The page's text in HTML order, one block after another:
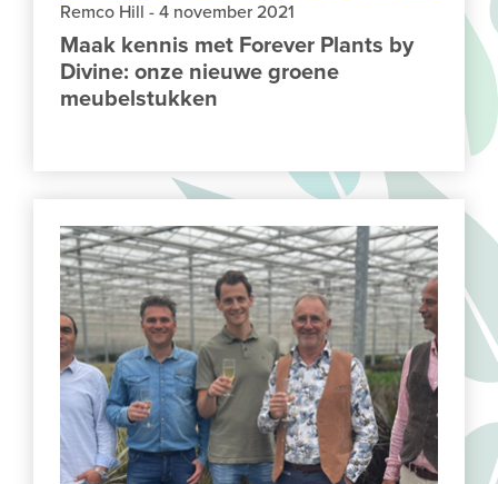
Remco Hill - 4 november 2021
Maak kennis met Forever Plants by
Divine: onze nieuwe groene
meubelstukken